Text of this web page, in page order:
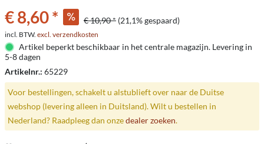
€ 8,60 * € 10,90 * (21,1% gespaard)
incl. BTW. excl. verzendkosten
Artikel beperkt beschikbaar in het centrale magazijn. Levering in
5-8 dagen
Artikelnr.: 65229
Voor bestellingen, schakelt u alstublieft over naar de Duitse
webshop (levering alleen in Duitsland). Wilt u bestellen in
Nederland? Raadpleeg dan onzedealer zoeken.